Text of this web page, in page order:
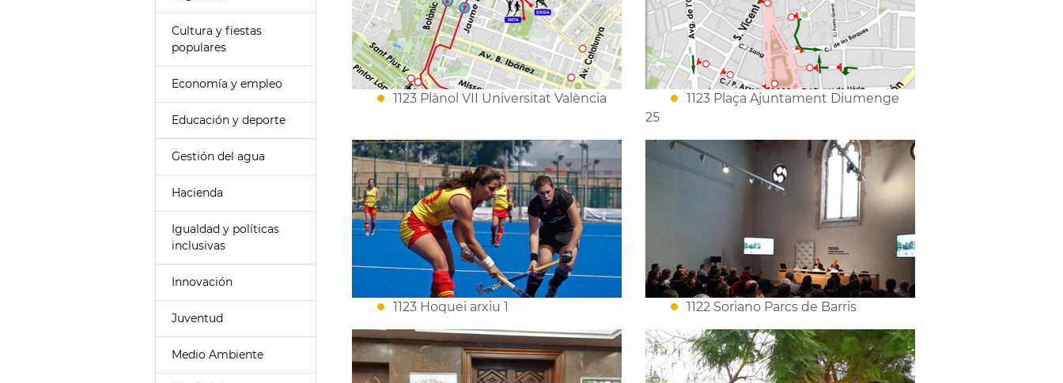
Cultura y fiestas
populares
Economía y empleo
Educación y deporte
Gestión del agua
Hacienda
Igualdad y políticas
inclusivas
Innovación
Juventud
Medio Ambiente
1123 Plànol VII Universitat València
1123 Plaça Ajuntament Diumenge
25
1123 Hoquei arxiu 1 1122 Soriano Parcs de Barris